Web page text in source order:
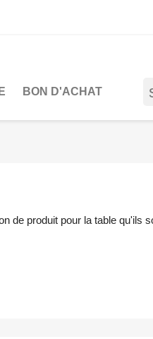
BON D'ACHAT
de produit pour la table qu'ils